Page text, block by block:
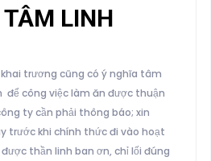
LINH
trương cũng có ý nghĩa tâm
để công việc làm ăn được thuận
ty cần phải thông báo; xin
trước khi chính thức đi vào hoạt
thần linh ban ơn, chỉ lối đúng